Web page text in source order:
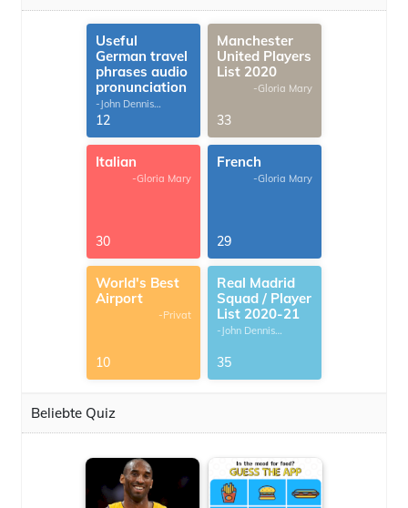
Useful
German travel
phrases audio
pronunciation
-John Dennis
G.Thomas
12
Manchester
United Players
List 2020
-Gloria Mary
33
Italian
-Gloria Mary
30
French
-Gloria Mary
29
World's Best
Airport
-Privat
10
Real Madrid
Squad / Player
List 2020-21
-John Dennis
35
Beliebte Quiz